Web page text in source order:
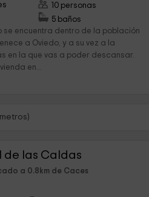
10 personas
5 baños
se encuentra dentro de la población
a Oviedo, y a su vez a la
en la que vas a poder descansar.
en...
de las Caldas
a 0.8km de Caces